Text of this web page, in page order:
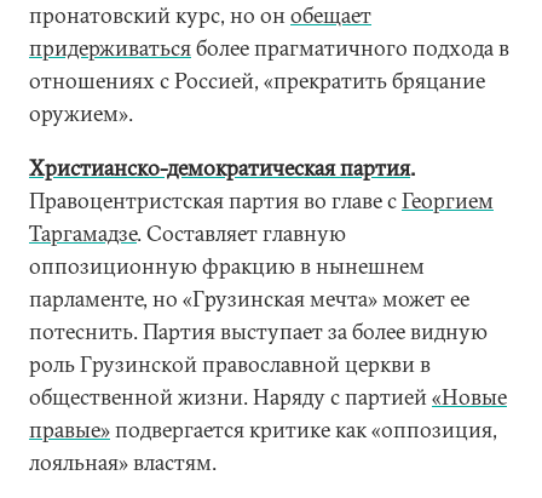
пронатовский курс, но он обещает
придерживатьсяболее прагматичного подхода в
отношениях с Россией, «прекратить бряцание
оружием».
Христианско-демократическая партия.
Правоцентристская партия во главе сГеоргием
Таргамадзе. Составляет главную
оппозиционную фракцию в нынешнем
парламенте, но «Грузинская мечта» может ее
потеснить. Партия выступает за более видную
роль Грузинской православной церкви в
общественной жизни. Наряду с партией«Новые
правые»подвергается критике как «оппозиция,
лояльная» властям.